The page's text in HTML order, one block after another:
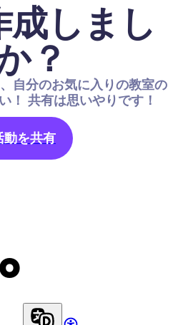
しまし
？
自分のお気に入りの教室の
！ 共有は思いやりです！
動を共有